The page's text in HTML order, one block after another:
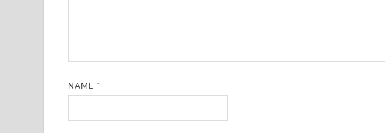
NAME *